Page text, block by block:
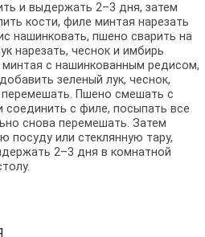
и выдержать 2–3 дня, затем
кости, филе минтая нарезать
нашинковать, пшено сварить на
нарезать, чеснок и имбирь
с нашинкованным редисом,
зеленый лук, чеснок,
Пшено смешать с
с филе, посыпать все
снова перемешать. Затем
посуду или стеклянную тару,
2–3 дня в комнатной